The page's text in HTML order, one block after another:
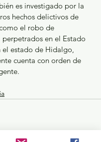
es investigado por la
hechos delictivos de
el robo de
perpetrados en el Estado
estado de Hidalgo,
cuenta con orden de